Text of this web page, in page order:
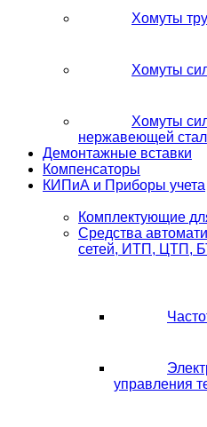
Хомуты
Хомуты
Хомуты
нержавеющей
Демонтажные вставки
Компенсаторы
КИПиА и Приборы учета
Комплектующие
Средства
сетей, ИТП, ЦТП,
управления